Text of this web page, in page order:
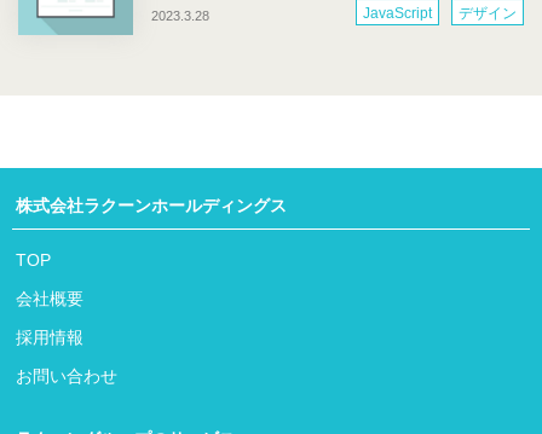
2023.3.28 JavaScript デザイン
株式会社ラクーンホールディングス
TOP
会社概要
採用情報
お問い合わせ